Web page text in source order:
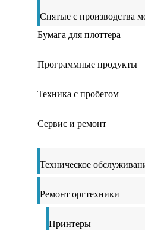
Снятые с производства
Бумага для плоттера
Программные продукты
Техника с пробегом
Сервис и ремонт
Техническое
Ремонт оргтехники
Принтеры